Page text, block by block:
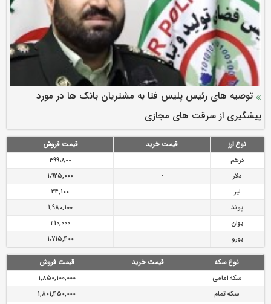
ارزش سهام عدالت بالا رفت
سرمایه بیمه کوثر به ۴ همت می‌رسد
نود ثانیه با فولاد سنگان
تقدیر دبیرکل سندیکای بیمه گران ایران از اقدامات مدیرعامل بیمه
رازی
توصیه های رئیس پلیس فتا به مشتریان بانک ها در مورد
پیشگیری از سرقت های مجازی
نوع ارز قیمت خرید
قیمت فروش
درهم
399،800
دلار
-
1،925,000
لیر
34,100
پوند
1,980,100
یوان
210,000
یورو
1،715,400
نوع سکه قیمت خرید
قیمت فروش
سکه امامی
1,850,100,000
سکه تمام
1,801,450,000